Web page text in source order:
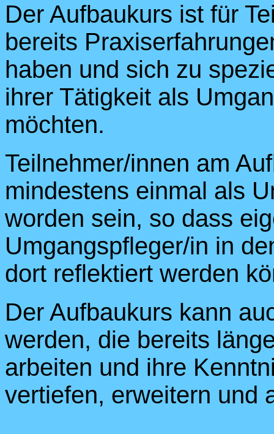
Der Aufbaukurs ist für
bereits
haben und sich zu
ihrer Tätigkeit als
möchten.
Teilnehmer/innen am
mindestens einmal als
worden sein, so dass
Umgangspfleger/in in
dort reflektiert werden
Der Aufbaukurs kann
werden, die bereits
arbeiten und ihre
vertiefen, erweitern und